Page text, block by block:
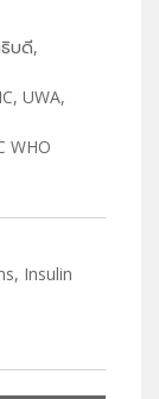
บดี,
UWA,
WHO
Insulin